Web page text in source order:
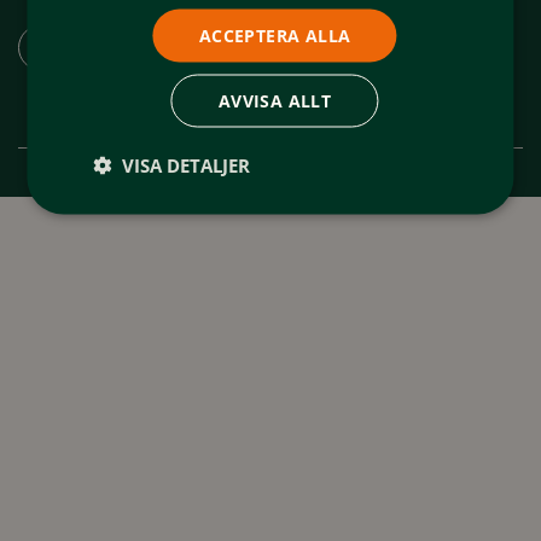
Ladda ner appen "Spår och leder Funäsfjällen"
ACCEPTERA ALLA
AVVISA ALLT
VISA DETALJER